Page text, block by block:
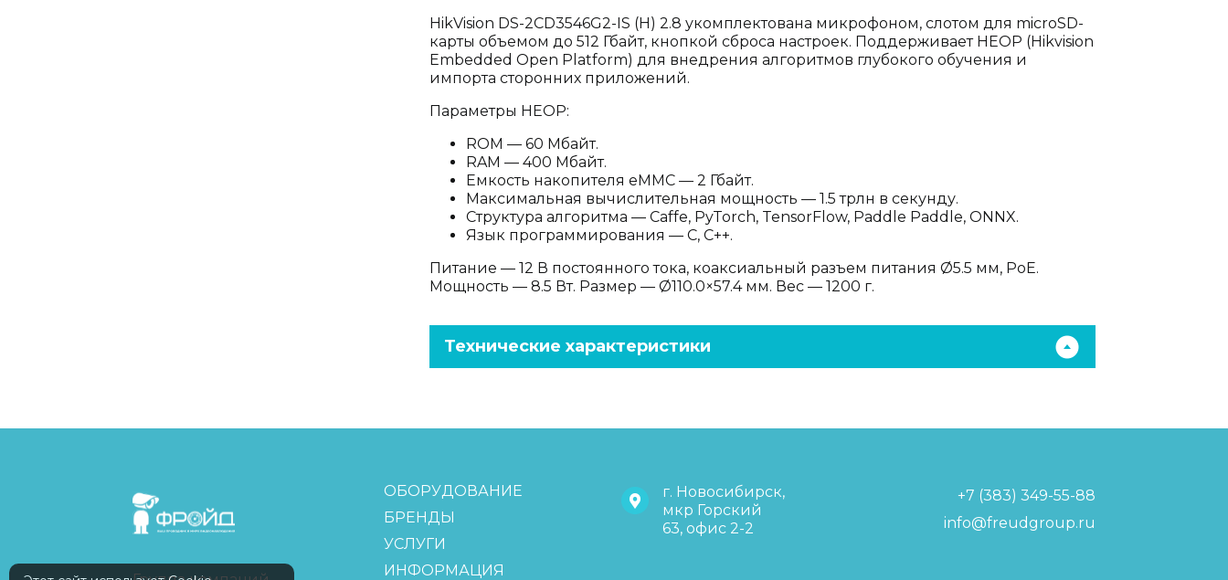
HikVision DS-2CD3546G2-IS (H) 2.8 укомплектована микрофоном, слотом для microSD-
карты объемом до 512 Гбайт, кнопкой сброса настроек. Поддерживает HEOP (Hikvision
Embedded Open Platform) для внедрения алгоритмов глубокого обучения и
импорта сторонних приложений.
Параметры HEOP:
ROM — 60 Мбайт.
RAM — 400 Мбайт.
Емкость накопителя eMMC — 2 Гбайт.
Максимальная вычислительная мощность — 1.5 трлн в секунду.
Структура алгоритма — Caffe, PyTorch, TensorFlow, Paddle Paddle, ONNX.
Язык программирования — C, C++.
Питание — 12 В постоянного тока, коаксиальный разъем питания Ø5.5 мм, PoE.
Мощность — 8.5 Вт. Размер — Ø110.0×57.4 мм. Вес — 1200 г.
Технические характеристики
FreudGroup
ОБОРУДОВАНИЕ
БРЕНДЫ
УСЛУГИ
ИНФОРМАЦИЯ
г. Новосибирск,
мкр Горский
63, офис 2-2
+7 (383) 349-55-88
info@freudgroup.ru